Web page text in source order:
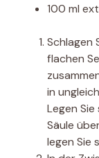
100 ml
Schlagen
flachen
in
Legen
Säule
legen Sie